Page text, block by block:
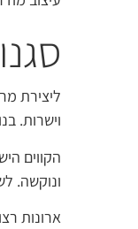
ליצירת
וישרות.
הקווים
ונוקשה.
ארונות